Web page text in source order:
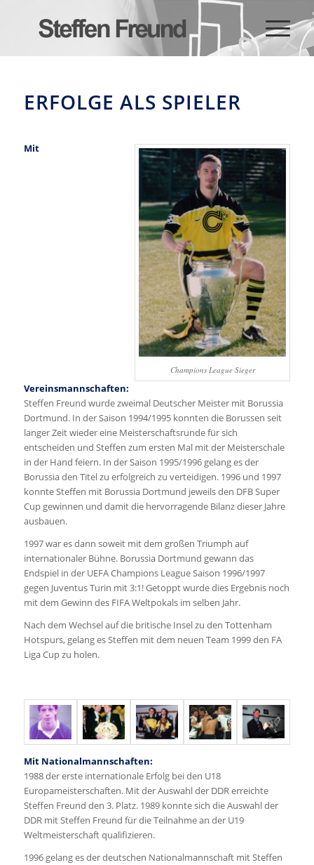
ERFOLGE ALS SPIELER
Champions League Sieger
Mit
Vereinsmannschaften:
Steffen Freund wurde zweimal Deutscher Meister mit Borussia
Dortmund. In der Saison 1994/1995 konnten die Borussen seit
langer Zeit wieder eine Meisterschaftsrunde für sich
entscheiden und Steffen zum ersten Mal mit der Meisterschale
in der Hand feiern. In der Saison 1995/1996 gelang es der
Borussia den Titel zu erfolgreich zu verteidigen. 1996 und 1997
konnte Steffen mit Borussia Dortmund jeweils den DFB Super
Cup gewinnen und damit die hervorragende Bilanz dieser Jahre
ausbauen.
1997 war es dann soweit mit dem großen Triumph auf
internationaler Bühne. Borussia Dortmund gewann das
Endspiel in der UEFA Champions League Saison 1996/1997
gegen Juventus Turin mit 3:1! Getoppt wurde dies Ergebnis noch
mit dem Gewinn des FIFA Weltpokals im selben Jahr.
Nach dem Wechsel auf die britische Insel zu den Tottenham
Hotspurs, gelang es Steffen mit dem neuen Team 1999 den FA
Liga Cup zu holen.
Mit Nationalmannschaften:
1988 der erste internationale Erfolg bei den U18
Europameisterschaften. Mit der Auswahl der DDR erreichte
Steffen Freund den 3. Platz. 1989 konnte sich die Auswahl der
DDR mit Steffen Freund für die Teilnahme an der U19
Weltmeisterschaft qualifizieren.
1996 gelang es der deutschen Nationalmannschaft mit Steffen